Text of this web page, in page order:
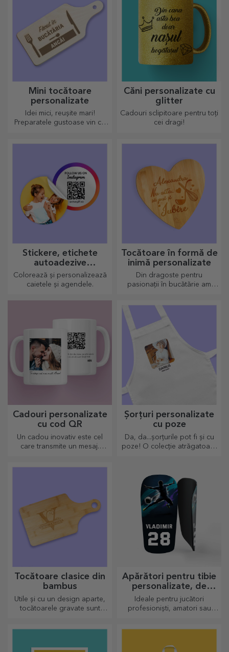
Mini tocătoare
personalizate
Idei mici, reușite mari!
Preparatele gustoase vin cu
Căni personalizate cu
glitter
Cadouri sclipitoare pentru toți
cei dragi!
Stickere, etichete
autoadezive
personalizate
Colorează și personalizează
caietele și agendele.
Tocătoare în formă de
inimă personalizate
Din dragoste pentru
pasionații în bucătărie am
pricepute gospodine.
Cadouri personalizate
cu cod QR
Un cadou inovativ este cel
care transmite un mesaj.
Șorțuri personalizate
cu poze
Da, da...șorțurile pot fi și cu
poze! O colecție atrăgatoare
Tocătoare clasice din
bambus
Utile și cu un design aparte,
tocătoarele gravate sunt
Apărători pentru tibie
personalizate, de
fotbal
Ideale pentru jucători
profesioniști, amatori sau